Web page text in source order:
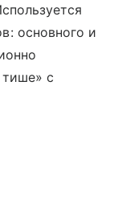
основного и
с